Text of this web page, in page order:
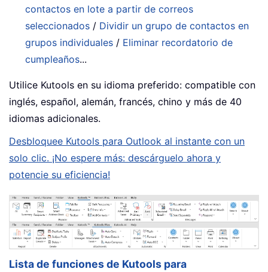
contactos en lote a partir de correos
seleccionados / Dividir un grupo de contactos en
grupos individuales / Eliminar recordatorio de
cumpleaños...
Utilice Kutools en su idioma preferido: compatible con
inglés, español, alemán, francés, chino y más de 40
idiomas adicionales.
Desbloquee Kutools para Outlook al instante con un
solo clic. ¡No espere más: descárguelo ahora y
potencie su eficiencia!
Lista de funciones de Kutools para